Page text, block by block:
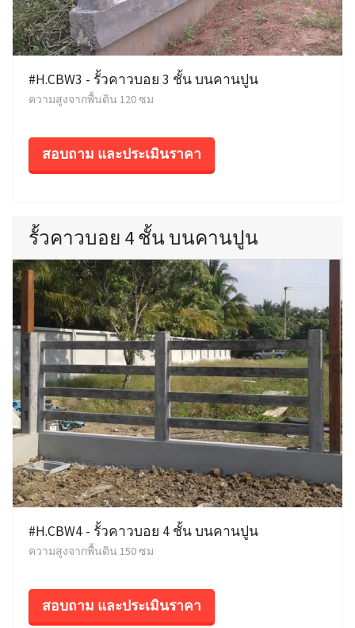
#H.CBW3 - รั้วคาวบอย 3 ชั้น บนคานปูน
ความสูงจากพื้นดิน 120 ซม
สอบถาม และประเมินราคา
รั้วคาวบอย 4 ชั้น บนคานปูน
#H.CBW4 - รั้วคาวบอย 4 ชั้น บนคานปูน
ความสูงจากพื้นดิน 150 ซม
สอบถาม และประเมินราคา